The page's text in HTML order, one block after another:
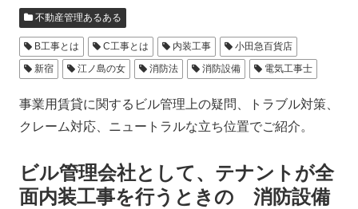
不動産管理あるある
B工事とは C工事とは 内装工事
小田急百貨店
新宿
江ノ島の女 消防法 消防設備 電気工事士
事業用賃貸に関するビル管理上の疑問、トラブル対策、
クレーム対応、ニュートラルな立ち位置でご紹介。
ビル管理会社として、テナントが全
面内装工事を行うときの 消防設備